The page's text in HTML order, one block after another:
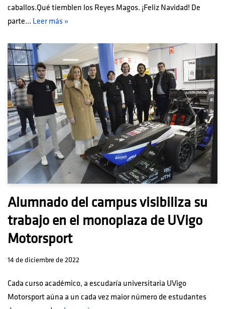
caballos.Qué tiemblen los Reyes Magos. ¡Feliz Navidad! De
parte… Leer más »
Alumnado del campus visibiliza su
trabajo en el monoplaza de UVigo
Motorsport
14 de diciembre de 2022
Cada curso académico, a escudaría universitaria UVigo
Motorsport aúna a un cada vez maior número de estudantes